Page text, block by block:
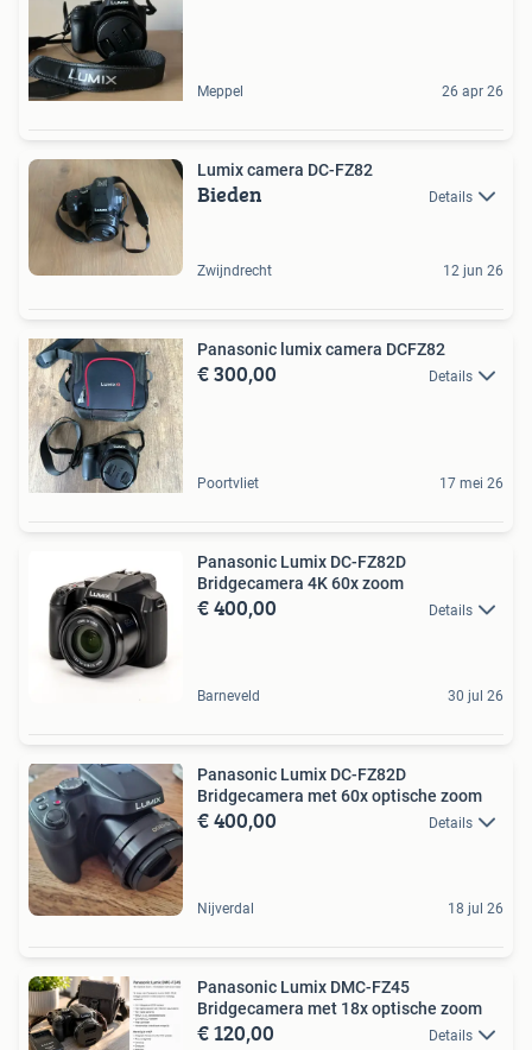
Meppel 26 apr 26
Lumix camera DC-FZ82
Bieden Details
Zwijndrecht 12 jun 26
Panasonic lumix camera DCFZ82
€ 300,00 Details
Poortvliet 17 mei 26
Panasonic Lumix DC-FZ82D
Bridgecamera 4K 60x zoom
€ 400,00 Details
Barneveld 30 jul 26
Panasonic Lumix DC-FZ82D
Bridgecamera met 60x optische zoom
€ 400,00 Details
Nijverdal 18 jul 26
Panasonic Lumix DMC-FZ45
Bridgecamera met 18x optische zoom
€ 120,00 Details